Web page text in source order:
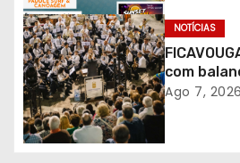
g
o
s
NOTÍCIAS
com
adesão da
Ago 7, 2026